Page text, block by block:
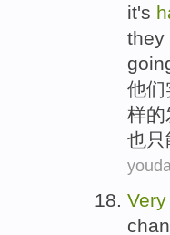
it's
they
他们
样的
也
Very